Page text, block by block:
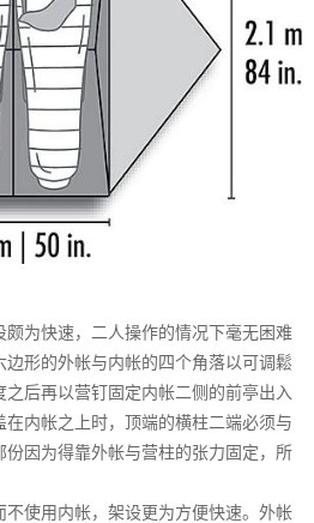
为快速，二人操作的情况下毫无困难
边形的外帐与内帐的四个角落以可调鬆
后再以营钉固定内帐二侧的前亭出入
在内帐之上时，顶端的横柱二端必须与
因为得靠外帐与营柱的张力固定，所
使用内帐，架设更为方便快速。外帐